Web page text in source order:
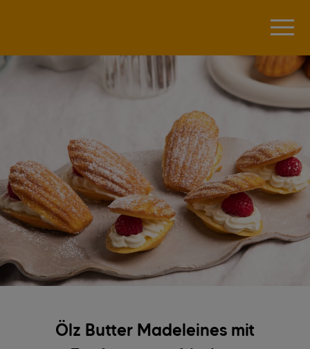
Ölz Butter Madeleines mit